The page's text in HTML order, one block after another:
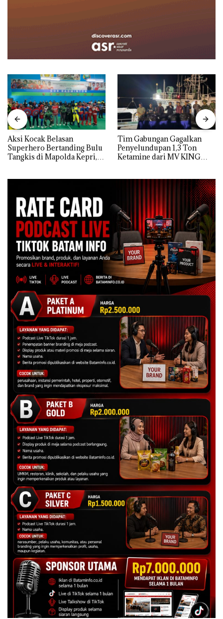
Aksi Kocak Belasan
Superhero Bertanding Bulu
Tangkis di Mapolda Kepri,
Tim Gabungan Gagalkan
Penyelundupan 1,3 Ton
Ketamine dari MV KING